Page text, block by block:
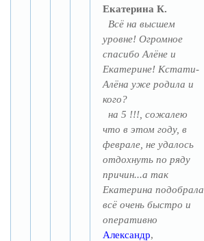
Екатерина К.
Всё на высшем
уровне! Огромное
спасибо Алёне и
Екатерине! Кстати-
Алёна уже родила и
кого?
на 5 !!!, сожалею
что в этом году, в
феврале, не удалось
отдохнуть по ряду
причин...а так
Екатерина подобрала
всё очень быстро и
оперативно
Александр,